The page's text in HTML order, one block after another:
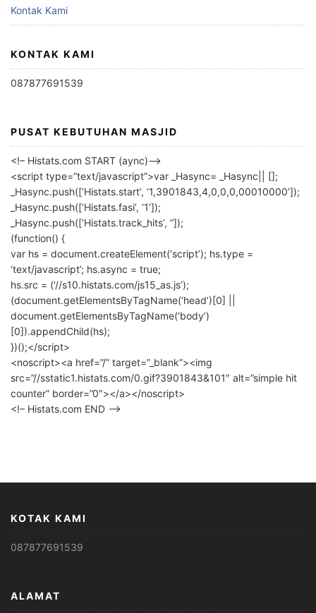
Kontak Kami
KONTAK KAMI
087877691539
PUSAT KEBUTUHAN MASJID
<!– Histats.com START (aync)–>
<script type=”text/javascript”>var _Hasync= _Hasync|| [];
_Hasync.push([‘Histats.start’, ‘1,3901843,4,0,0,0,00010000’]);
_Hasync.push([‘Histats.fasi’, ‘1’]);
_Hasync.push([‘Histats.track_hits’, ”]);
(function() {
var hs = document.createElement(‘script’); hs.type =
‘text/javascript’; hs.async = true;
hs.src = (‘//s10.histats.com/js15_as.js’);
(document.getElementsByTagName(‘head’)[0] ||
document.getElementsByTagName(‘body’)
[0]).appendChild(hs);
})();</script>
<noscript><a href=”/” target=”_blank”><img
src=”//sstatic1.histats.com/0.gif?3901843&101″ alt=”simple hit
counter” border=”0″></a></noscript>
<!– Histats.com END –>
KOTAK KAMI
087877691539
ALAMAT